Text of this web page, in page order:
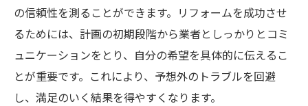
の信頼性を測ることができます。リフォームを成功させ
るためには、計画の初期段階から業者としっかりとコミ
ュニケーションをとり、自分の希望を具体的に伝えるこ
とが重要です。これにより、予想外のトラブルを回避
し、満足のいく結果を得やすくなります。